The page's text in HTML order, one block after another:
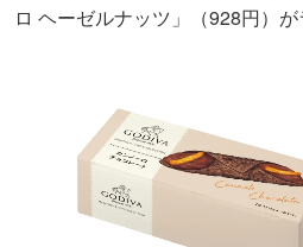
ロ ヘーゼルナッツ」（928円）が